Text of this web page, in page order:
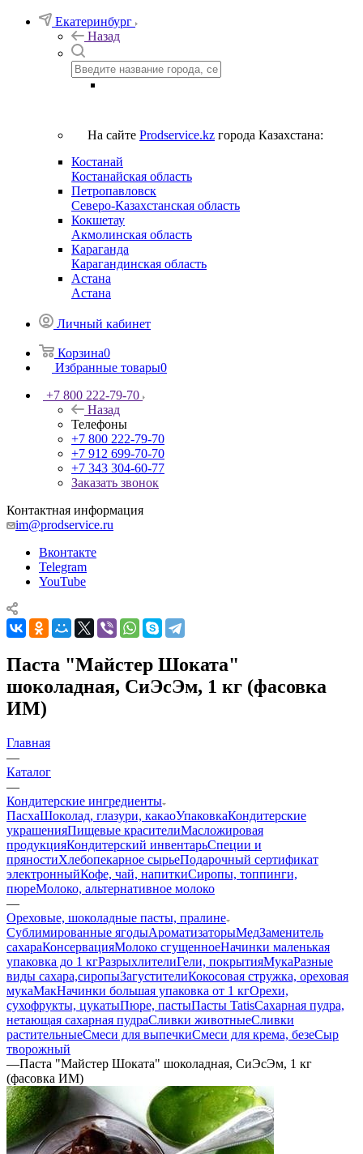
Екатеринбург
Назад
На сайте Prodservice.kz города Казахстана:
Костанай
Костанайская область
Петропавловск
Северо-Казахстанская область
Кокшетау
Акмолинская область
Караганда
Карагандинская область
Астана
Астана
Личный кабинет
Корзина0
Избранные товары0
+7 800 222-79-70
Назад
Телефоны
+7 800 222-79-70
+7 912 699-70-70
+7 343 304-60-77
Заказать звонок
Контактная информация
im@prodservice.ru
Вконтакте
Telegram
YouTube
Паста "Майстер Шоката"
шоколадная, СиЭсЭм, 1 кг (фасовка
ИМ)
Главная
—
Каталог
—
Кондитерские ингредиенты
ПасхаШоколад, глазури, какаоУпаковкаКондитерские
украшенияПищевые красителиМасложировая
продукцияКондитерский инвентарьСпеции и
пряностиХлебопекарное сырьеПодарочный сертификат
электронныйКофе, чай, напиткиСиропы, топпинги,
пюреМолоко, альтернативное молоко
—
Ореховые, шоколадные пасты, пралине
Сублимированные ягодыАроматизаторыМедЗаменитель
сахараКонсервацияМолоко сгущенноеНачинки маленькая
упаковка до 1 кгРазрыхлителиГели, покрытияМукаРазные
виды сахара,сиропыЗагустителиКокосовая стружка, ореховая
мукаМакНачинки большая упаковка от 1 кгОрехи,
сухофрукты, цукатыПюре, пастыПасты TatisСахарная пудра,
нетающая сахарная пудраСливки животныеСливки
растительныеСмеси для выпечкиСмеси для крема, безеСыр
творожный
—Паста "Майстер Шоката" шоколадная, СиЭсЭм, 1 кг
(фасовка ИМ)